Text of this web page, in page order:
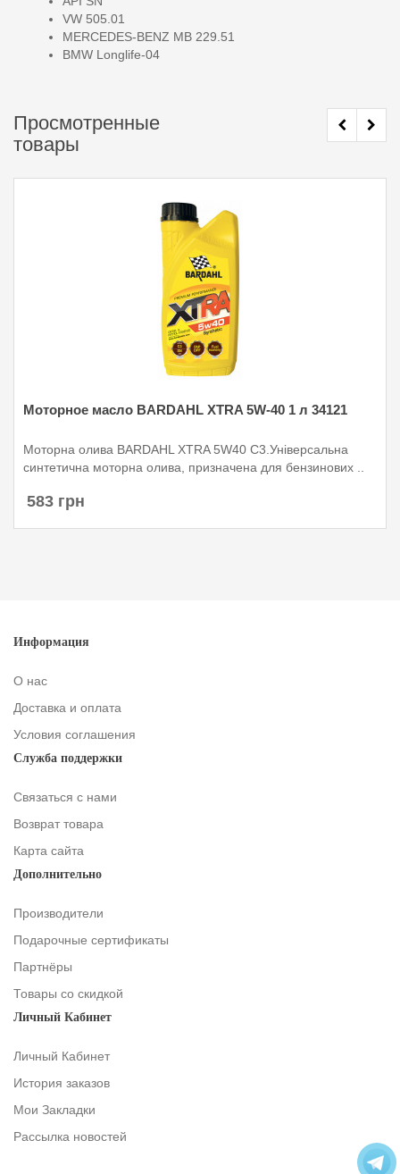
VW 505.01
MERCEDES-BENZ MB 229.51
BMW Longlife-04
Просмотренные
товары
Моторное масло BARDAHL XTRA 5W-40 1 л 34121
Моторна олива BARDAHL XTRA 5W40 С3.Універсальна
синтетична моторна олива, призначена для бензинових ..
583 грн
Информация
О нас
Доставка и оплата
Условия соглашения
Служба поддержки
Связаться с нами
Возврат товара
Карта сайта
Дополнительно
Производители
Подарочные сертификаты
Партнёры
Товары со скидкой
Личный Кабинет
Личный Кабинет
История заказов
Мои Закладки
Рассылка новостей